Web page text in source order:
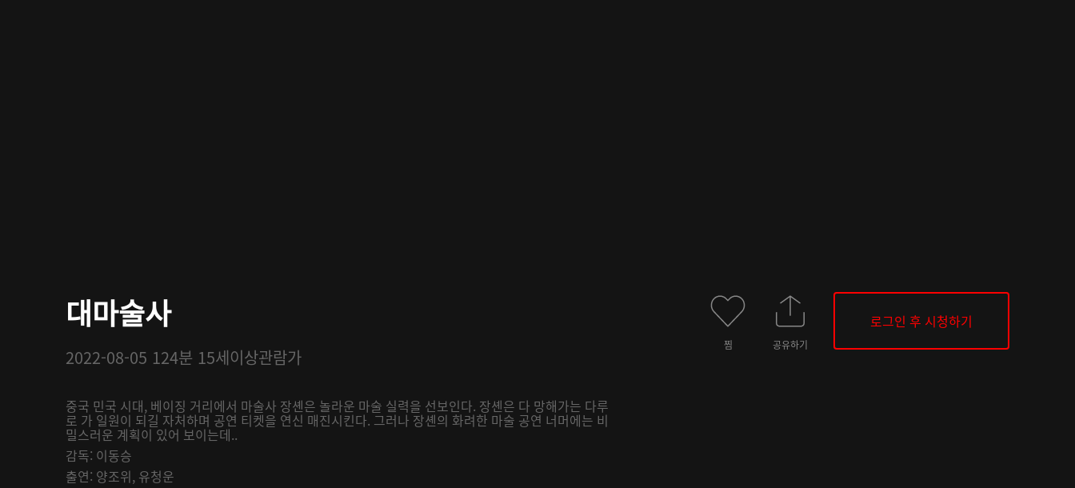
대마술사
2022-08-05 124분 15세이상관람가
중국 민국 시대, 베이징 거리에서 마술사 장셴은 놀라운 마술 실력을 선보인다. 장셴은 다 망해가는 다루
로 가 일원이 되길 자처하며 공연 티켓을 연신 매진시킨다. 그러나 장셴의 화려한 마술 공연 너머에는 비
밀스러운 계획이 있어 보이는데..
감독: 이동승
출연: 양조위, 유청운
찜 공유하기
로그인 후 시청하기